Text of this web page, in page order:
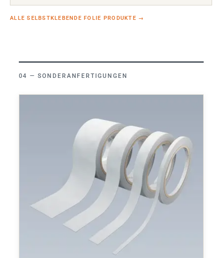
ALLE SELBSTKLEBENDE FOLIE PRODUKTE →
SONDERANFERTIGUNGEN